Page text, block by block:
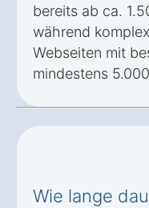
bereits ab ca.
während
Webseiten mit
mindestens
Wie lange